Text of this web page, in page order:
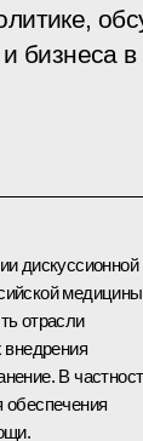
и бизнеса
дискуссионной
отрасли
внедрения
В